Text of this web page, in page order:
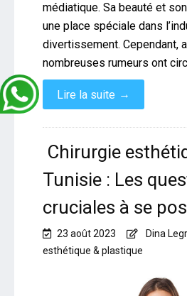
médiatique. Sa beauté et
une place spéciale dans
divertissement. Cependant,
nombreuses rumeurs ont
Lire la suite →
Chirurgie
Tunisie : Les
cruciales à se
23 août 2023 Dina
esthétique & plastique